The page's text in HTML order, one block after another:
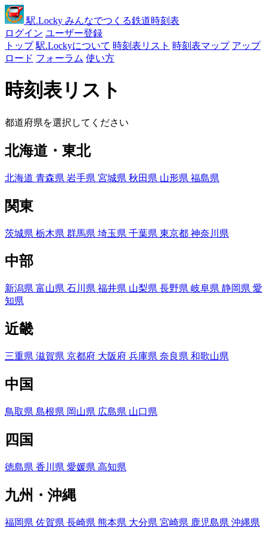
駅.Locky みんなでつくる鉄道時刻表
ログイン ユーザー登録
トップ 駅.Lockyについて 時刻表リスト 時刻表マップ アップ
ロード フォーラム 使い方
時刻表リスト
都道府県を選択してください
北海道・東北
北海道 青森県 岩手県 宮城県 秋田県 山形県 福島県
関東
茨城県 栃木県 群馬県 埼玉県 千葉県 東京都 神奈川県
中部
新潟県 富山県 石川県 福井県 山梨県 長野県 岐阜県 静岡県 愛
知県
近畿
三重県 滋賀県 京都府 大阪府 兵庫県 奈良県 和歌山県
中国
鳥取県 島根県 岡山県 広島県 山口県
四国
徳島県 香川県 愛媛県 高知県
九州・沖縄
福岡県 佐賀県 長崎県 熊本県 大分県 宮崎県 鹿児島県 沖縄県